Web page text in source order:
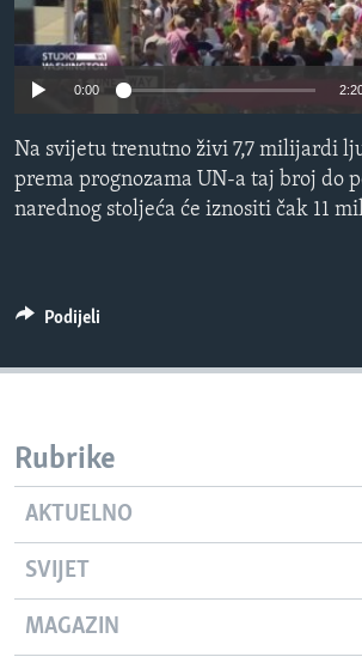
MAGAZIN
O GLASU AMERIKE
PRATITE NAS
Jezici
0:00
Na svijetu trenutno živi 7,7 milijardi
prema prognozama UN-a taj broj do
narednog stoljeća će iznositi čak 11
Podijeli
Rubrike
AKTUELNO
SVIJET
MAGAZIN